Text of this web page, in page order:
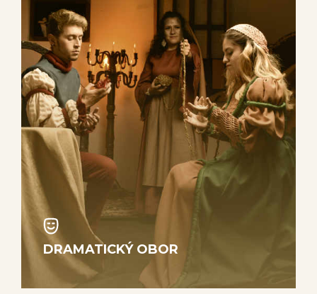
DRAMATICKÝ OBOR